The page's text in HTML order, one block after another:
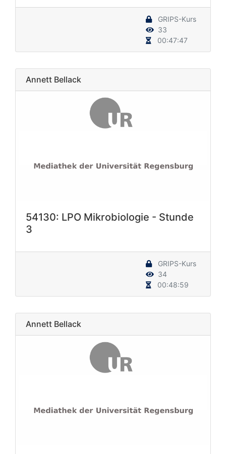
GRIPS-Kurs
33
00:47:47
Annett Bellack
54130: LPO Mikrobiologie - Stunde
3
GRIPS-Kurs
34
00:48:59
Annett Bellack